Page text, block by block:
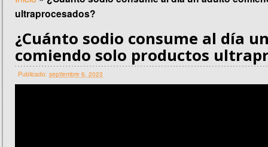
ultraprocesados?
¿Cuánto sodio consume al día
comiendo solo productos
Publicado: septiembre 6, 2023